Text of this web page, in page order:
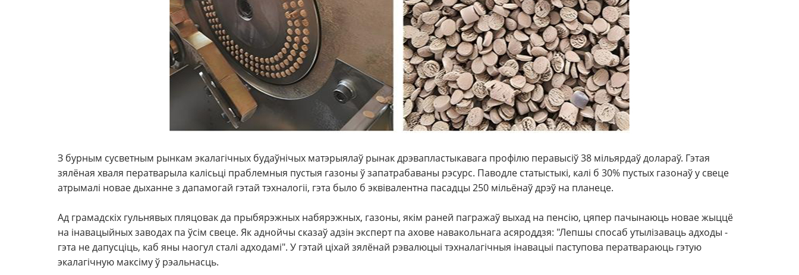
З бурным сусветным рынкам экалагічных будаўнічых матэрыялаў рынак дрэвапластыкавага профілю перавысіў 38 мільярдаў долараў. Гэтая
зялёная хваля ператварыла калісьці праблемныя пустыя газоны ў запатрабаваны рэсурс. Паводле статыстыкі, калі б 30% пустых газонаў у свеце
атрымалі новае дыханне з дапамогай гэтай тэхналогіі, гэта было б эквівалентна пасадцы 250 мільёнаў дрэў на планеце.
Ад грамадскіх гульнявых пляцовак да прыбярэжных набярэжных, газоны, якім раней пагражаў выхад на пенсію, цяпер пачынаюць новае жыццё
на інавацыйных заводах па ўсім свеце. Як аднойчы сказаў адзін эксперт па ахове навакольнага асяроддзя: "Лепшы спосаб утылізаваць адходы -
гэта не дапусціць, каб яны наогул сталі адходамі". У гэтай ціхай зялёнай рэвалюцыі тэхналагічныя інавацыі паступова ператвараюць гэтую
экалагічную максіму ў рэальнасць.